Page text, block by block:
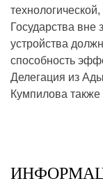
Государства вне
устройства
способность
Делегация из
Кумпилова